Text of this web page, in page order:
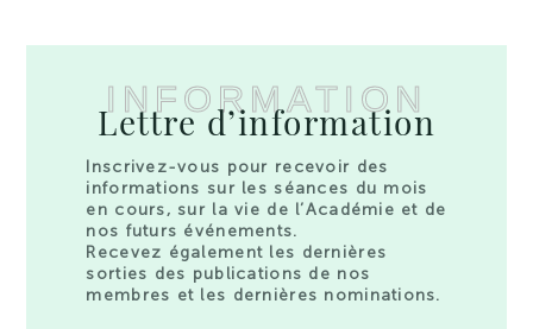
INFORMATION
Lettre d’information
Inscrivez-vous pour recevoir des
informations sur les séances du mois
en cours, sur la vie de l’Académie et de
nos futurs événements.
Recevez également les dernières
sorties des publications de nos
membres et les dernières nominations.